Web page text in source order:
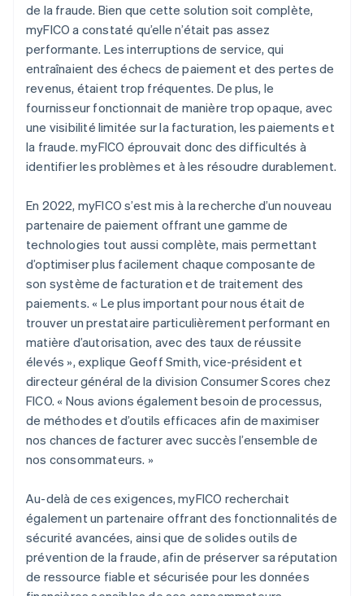
de la fraude. Bien que cette solution soit complète,
myFICO a constaté qu’elle n’était pas assez
performante. Les interruptions de service, qui
entraînaient des échecs de paiement et des pertes de
revenus, étaient trop fréquentes. De plus, le
fournisseur fonctionnait de manière trop opaque, avec
une visibilité limitée sur la facturation, les paiements et
la fraude. myFICO éprouvait donc des difficultés à
identifier les problèmes et à les résoudre durablement.
En 2022, myFICO s’est mis à la recherche d’un nouveau
partenaire de paiement offrant une gamme de
technologies tout aussi complète, mais permettant
d’optimiser plus facilement chaque composante de
son système de facturation et de traitement des
paiements. « Le plus important pour nous était de
trouver un prestataire particulièrement performant en
matière d’autorisation, avec des taux de réussite
élevés », explique Geoff Smith, vice-président et
directeur général de la division Consumer Scores chez
FICO. « Nous avions également besoin de processus,
de méthodes et d’outils efficaces afin de maximiser
nos chances de facturer avec succès l’ensemble de
nos consommateurs. »
Au-delà de ces exigences, myFICO recherchait
également un partenaire offrant des fonctionnalités de
sécurité avancées, ainsi que de solides outils de
prévention de la fraude, afin de préserver sa réputation
de ressource fiable et sécurisée pour les données